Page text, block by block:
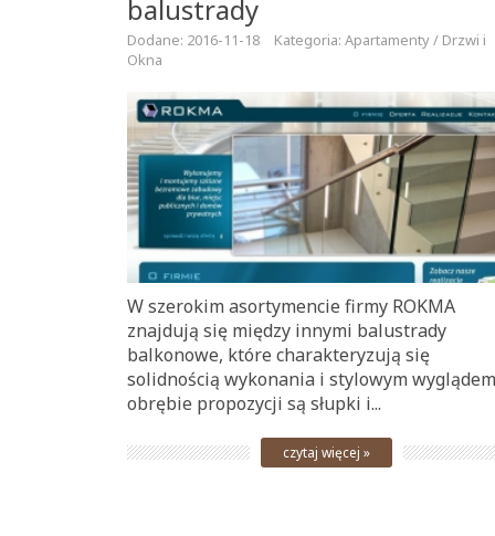
balustrady
Dodane: 2016-11-18
Kategoria: Apartamenty / Drzwi i
Okna
W szerokim asortymencie firmy ROKMA
znajdują się między innymi balustrady
balkonowe, które charakteryzują się
solidnością wykonania i stylowym
obrębie propozycji są słupki i...
czytaj więcej »